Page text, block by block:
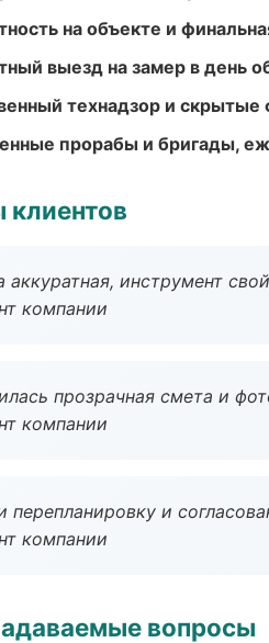
на объекте и
выезд на замер в день
технадзор и скрытые
прорабы и бригады,
аккуратная, инструмент
компании
прозрачная смета и
компании
перепланировку и
компании
вопросы